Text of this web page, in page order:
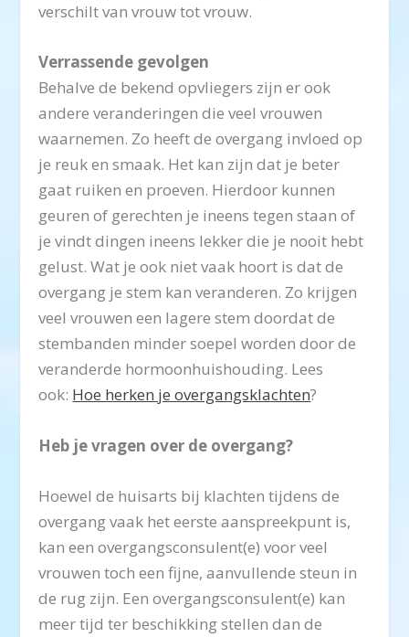
verschilt van vrouw tot vrouw.
Verrassende gevolgen
Behalve de bekend opvliegers zijn er ook
andere veranderingen die veel vrouwen
waarnemen. Zo heeft de overgang invloed op
je reuk en smaak. Het kan zijn dat je beter
gaat ruiken en proeven. Hierdoor kunnen
geuren of gerechten je ineens tegen staan of
je vindt dingen ineens lekker die je nooit hebt
gelust. Wat je ook niet vaak hoort is dat de
overgang je stem kan veranderen. Zo krijgen
veel vrouwen een lagere stem doordat de
stembanden minder soepel worden door de
veranderde hormoonhuishouding. Lees
ook: Hoe herken je overgangsklachten?
Heb je vragen over de overgang?
Hoewel de huisarts bij klachten tijdens de
overgang vaak het eerste aanspreekpunt is,
kan een overgangsconsulent(e) voor veel
vrouwen toch een fijne, aanvullende steun in
de rug zijn. Een overgangsconsulent(e) kan
meer tijd ter beschikking stellen dan de